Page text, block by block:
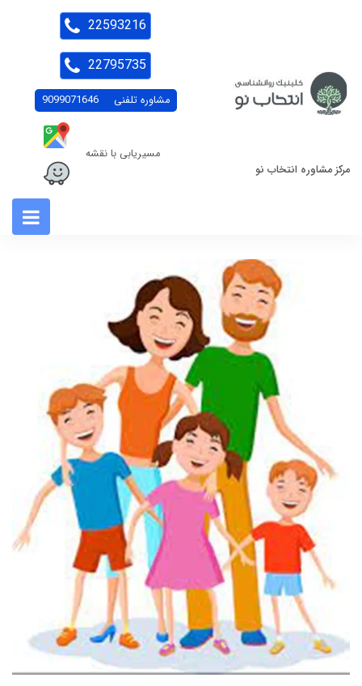
مرکز مشاوره انتخاب نو
مشاوره تلفنی 9099071646
مسیریابی با نقشه
22593216
22795735